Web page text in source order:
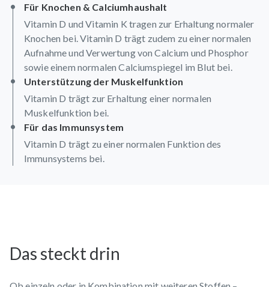
Für Knochen & Calciumhaushalt
Vitamin D und Vitamin K tragen zur Erhaltung normaler
Knochen bei. Vitamin D trägt zudem zu einer normalen
Aufnahme und Verwertung von Calcium und Phosphor
sowie einem normalen Calciumspiegel im Blut bei.
Unterstützung der Muskelfunktion
Vitamin D trägt zur Erhaltung einer normalen
Muskelfunktion bei.
Für das Immunsystem
Vitamin D trägt zu einer normalen Funktion des
Immunsystems bei.
Das steckt drin